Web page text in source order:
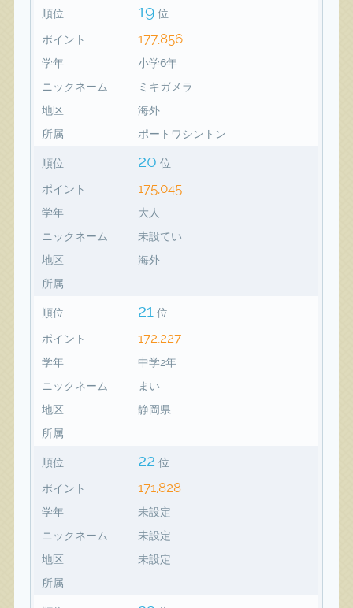
順位 19 位
ポイント 177,856
学年
小学6年
ニックネーム
ミキガメラ
地区
海外
所属
ポートワシントン
順位 20 位
ポイント 175,045
学年
大人
ニックネーム
未設てい
地区
海外
所属
順位 21 位
ポイント 172,227
学年
中学2年
ニックネーム
まい
地区
静岡県
所属
順位 22 位
ポイント 171,828
学年
未設定
ニックネーム
未設定
地区
未設定
所属